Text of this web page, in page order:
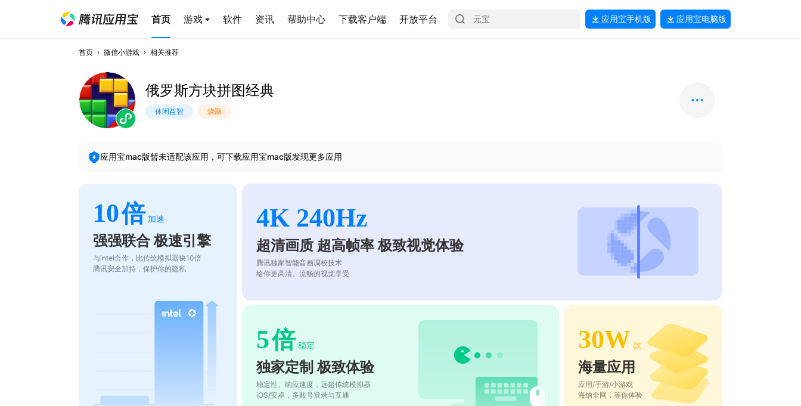
首页 游戏 软件 资讯 帮助中心 下载客户端 开放平台 应用宝手机版 应用宝电脑版
首页 微信小游戏 相关推荐
俄罗斯方块拼图经典
休闲益智 烧脑
应用宝mac版暂未适配该应用，可下载应用宝mac版发现更多应用
10倍 加速
强强联合 极速引擎
与intel合作，比传统模拟器快10倍
腾讯安全加持，保护你的隐私
4K 240Hz
超清画质 超高帧率 极致视觉体验
腾讯独家智能音画调校技术
给你更高清、流畅的视觉享受
5倍 稳定
独家定制 极致体验
稳定性、响应速度，远超传统模拟器
iOS/安卓，多账号登录与互通
30W 款
海量应用
应用/手游/小游戏
海纳全网，等你体验